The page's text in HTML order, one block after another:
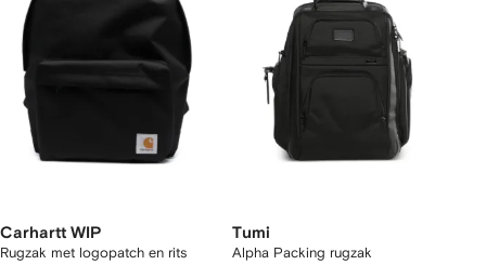
Carhartt WIP
Rugzak met logopatch en rits
Tumi
Alpha Packing rugzak